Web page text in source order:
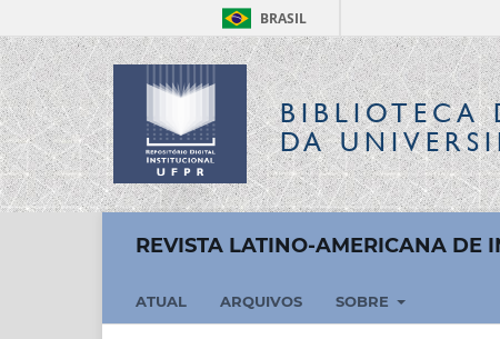
BRASIL
BIBLIOTECA
DA
REVISTA LATINO-AMERICANA DE
ATUAL ARQUIVOS SOBRE